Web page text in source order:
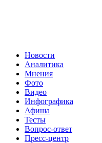
Новости
Аналитика
Мнения
Фото
Видео
Инфографика
Афиша
Тесты
Вопрос-ответ
Пресс-центр